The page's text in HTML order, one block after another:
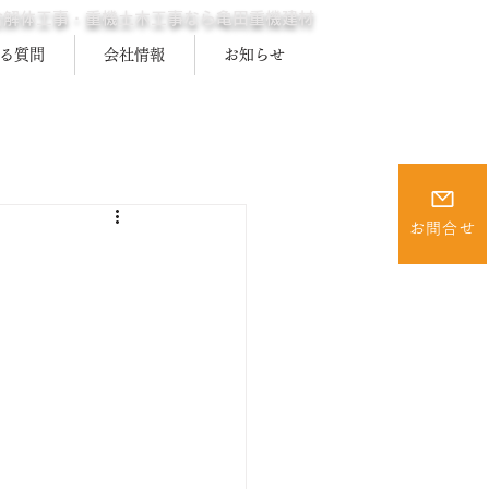
お問合せ
体工事・重機土木工事なら亀田重機建材
質問 会社情報 お知らせ